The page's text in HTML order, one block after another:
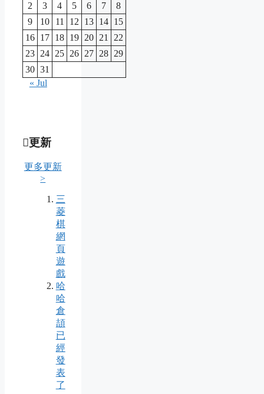
2 3 4 5 6 7
8
9
10 11 12 13 14 15
16 17 18 19 20 21
22
23 24 25 26 27 28 29
30 31
« Jul
更新
更多更新
>
三
菱
棋
網
頁
遊
戲
哈
哈
倉
頡
已
經
發
表
了